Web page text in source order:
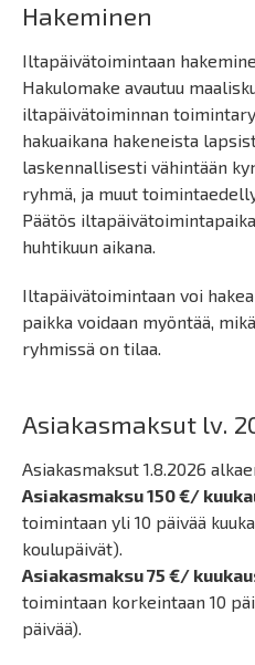
Hakeminen
Iltapäivätoimintaan
Hakulomake avautuu
iltapäivätoiminnan
hakuaikana hakeneista
laskennallisesti vähintään
ryhmä, ja muut
Päätös
huhtikuun aikana.
Iltapäivätoimintaan voi
paikka voidaan myöntää,
ryhmissä on tilaa.
Asiakasmaksut lv.
Asiakasmaksut 1.8.2026
Asiakasmaksu 150 €/
toimintaan yli 10 päivää
koulupäivät).
Asiakasmaksu 75 €/
toimintaan korkeintaan 10
päivää).